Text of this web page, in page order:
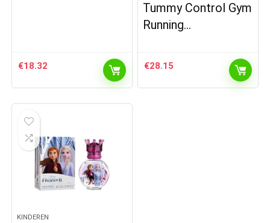
€18.32
Tummy Control Gym
Running…
€28.15
KINDEREN